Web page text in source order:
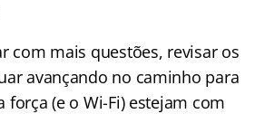
com mais questões, revisar os
avançando no caminho para
força (e o Wi-Fi) estejam com